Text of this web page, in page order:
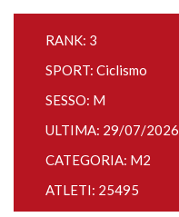
RANK: 3
SPORT: Ciclismo
SESSO: M
ULTIMA: 29/07/2026
CATEGORIA: M2
ATLETI: 25495